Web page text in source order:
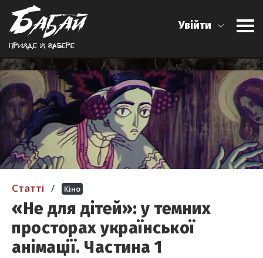
Прийде й забере
Увійти
Статті / Кіно
«Не для дітей»: у темних
просторах української
анімації. Частина 1